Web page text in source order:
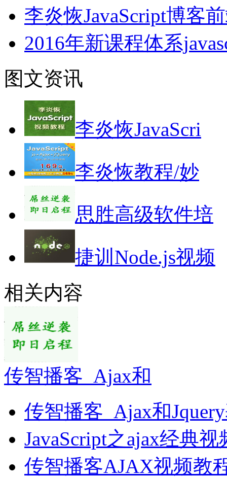
李炎恢JavaScript博客
2016年新课程体系
图文资讯
李炎恢JavaScri
李炎恢教程/妙
思胜高级软件培
捷训Node.js视频
相关内容
传智播客_Ajax和
传智播客_Ajax和
JavaScript之ajax经典
传智播客AJAX视频教